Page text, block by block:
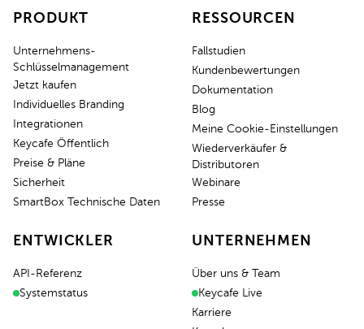
PRODUKT
Unternehmens-
Schlüsselmanagement
Jetzt kaufen
Individuelles Branding
Integrationen
Keycafe Öffentlich
Preise & Pläne
Sicherheit
SmartBox Technische Daten
RESSOURCEN
Fallstudien
Kundenbewertungen
Dokumentation
Blog
Meine Cookie-Einstellungen
Wiederverkäufer &
Distributoren
Webinare
Presse
ENTWICKLER
API-Referenz
Systemstatus
UNTERNEHMEN
Über uns & Team
Keycafe Live
Karriere